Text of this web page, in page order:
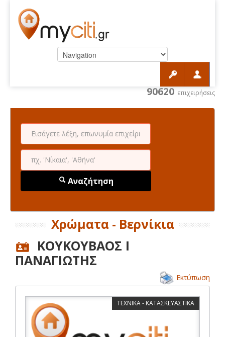
90620 επιχειρήσεις
Αναζήτηση
Χρώματα - Βερνίκια
ΚΟΥΚΟΥΒΑΟΣ Ι
ΠΑΝΑΓΙΩΤΗΣ
Εκτύπωση
ΤΕΧΝΙΚΑ - ΚΑΤΑΣΚΕΥΑΣΤΙΚΑ